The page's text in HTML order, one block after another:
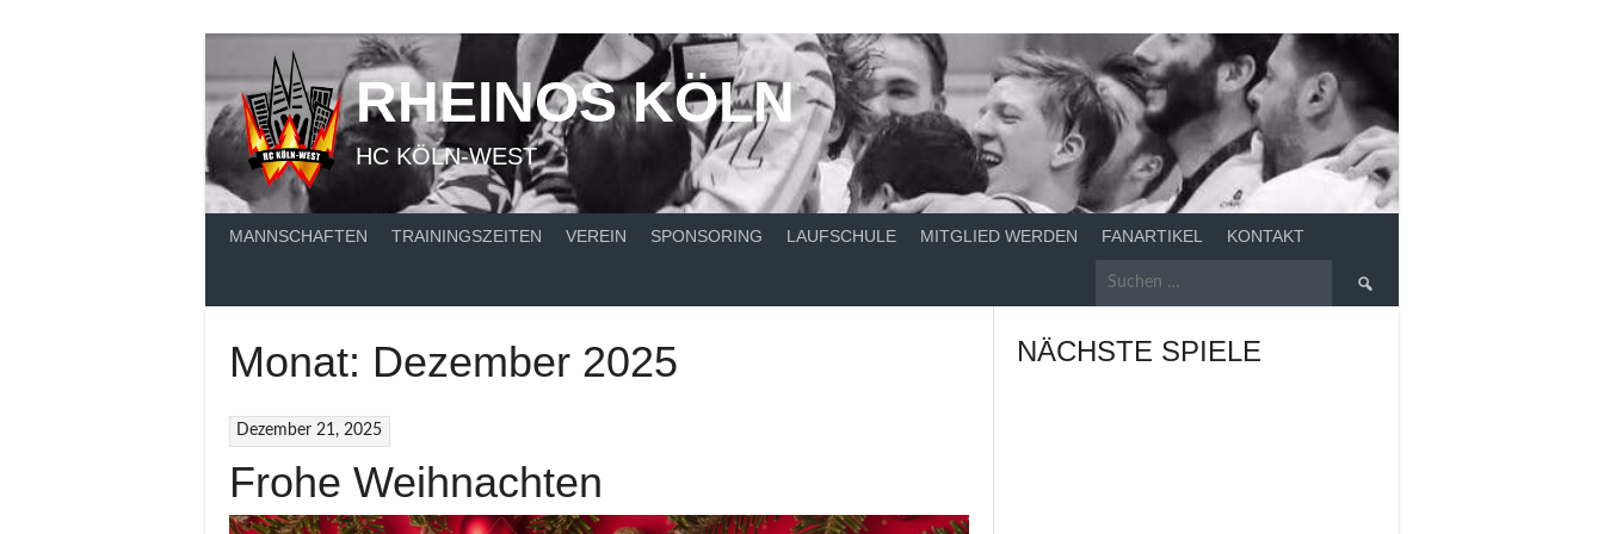
RHEINOS KÖLN
HC KÖLN-WEST
MANNSCHAFTEN TRAININGSZEITEN VEREIN SPONSORING LAUFSCHULE MITGLIED WERDEN FANARTIKEL
KONTAKT
Suchen
Monat: Dezember 2025
Dezember 21, 2025
Frohe Weihnachten
NÄCHSTE SPIELE